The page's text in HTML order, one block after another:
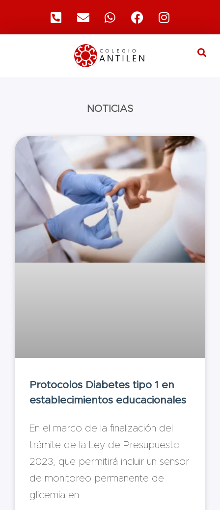
NOTICIAS
Protocolos Diabetes tipo 1 en
establecimientos educacionales
En el marco de la finalización del
trámite de la Ley de Presupuesto
2023, que permitirá incluir un sensor
de monitoreo permanente de
glicemia en